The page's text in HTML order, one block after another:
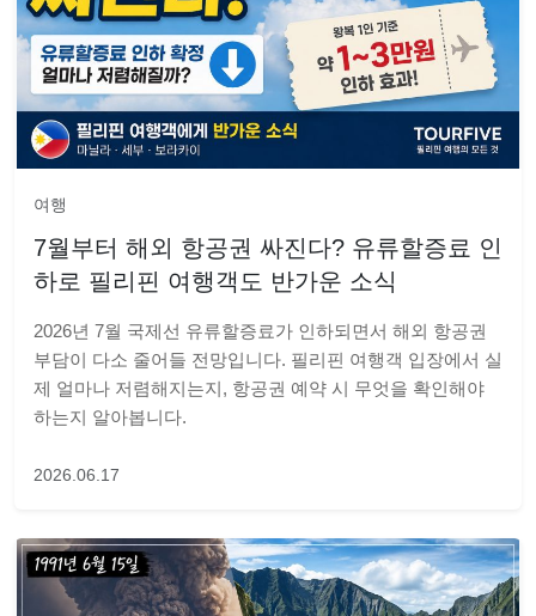
여행
7월부터 해외 항공권 싸진다? 유류할증료 인
하로 필리핀 여행객도 반가운 소식
2026년 7월 국제선 유류할증료가 인하되면서 해외 항공권
부담이 다소 줄어들 전망입니다. 필리핀 여행객 입장에서 실
제 얼마나 저렴해지는지, 항공권 예약 시 무엇을 확인해야
하는지 알아봅니다.
2026.06.17